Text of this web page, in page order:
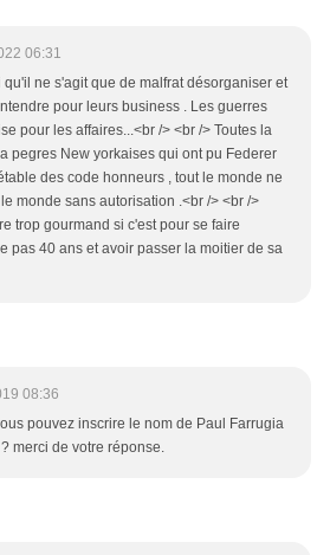
06:31
ne s'agit que de malfrat désorganiser et
pour leurs business . Les guerres
pour les affaires...<br /> <br /> Toutes la
pegres New yorkaises qui ont pu Federer
des code honneurs , tout le monde ne
monde sans autorisation .<br /> <br />
trop gourmand si c'est pour se faire
pas 40 ans et avoir passer la moitier de sa
08:36
pouvez inscrire le nom de Paul Farrugia
merci de votre réponse.